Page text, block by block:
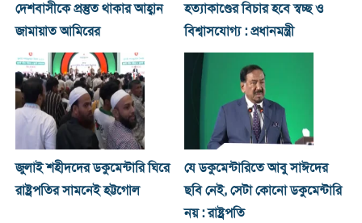
দেশবাসীকে প্রস্তুত থাকার আহ্বান
জামায়াত আমিরের
হত্যাকাণ্ডের বিচার হবে স্বচ্ছ ও
বিশ্বাসযোগ্য : প্রধানমন্ত্রী
জুলাই শহীদদের ডকুমেন্টারি ঘিরে
রাষ্ট্রপতির সামনেই হট্টগোল
যে ডকুমেন্টারিতে আবু সাঈদের
ছবি নেই, সেটা কোনো ডকুমেন্টারি
নয় : রাষ্ট্রপতি